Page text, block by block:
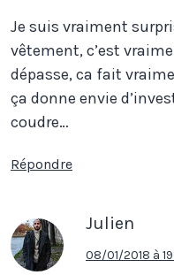
Je suis vraiment
vêtement, c’est
dépasse, ca fait
ça donne envie
coudre…
Répondre
Julien
08/01/2018 à